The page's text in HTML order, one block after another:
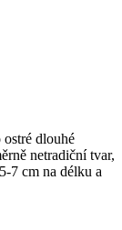
dlouhé
netradiční tvar,
7 cm na délku a